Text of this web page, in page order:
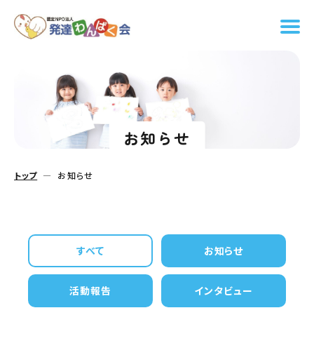
お知らせ
トップ お知らせ
すべて お知らせ
活動報告 インタビュー